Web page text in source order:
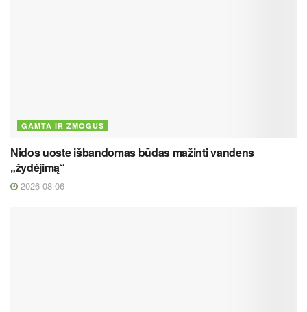
GAMTA IR ŽMOGUS
Nidos uoste išbandomas būdas mažinti vandens
„žydėjimą“
2026 08 06